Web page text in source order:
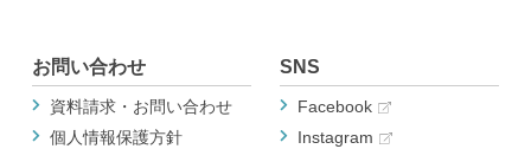
お問い合わせ
資料請求・お問い合わせ
個人情報保護方針
SNS
Facebook
Instagram